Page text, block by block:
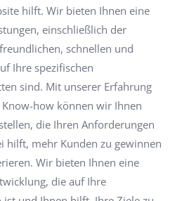
hilft. Wir bieten Ihnen eine
einschließlich der
schnellen und
Ihre spezifischen
sind. Mit unserer Erfahrung
how können wir Ihnen
die Ihren Anforderungen
hilft, mehr Kunden zu gewinnen
Wir bieten Ihnen eine
die auf Ihre